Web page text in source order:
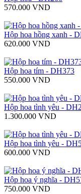
570.000 VND
Hộp hoa hồng xanh -
620.000 VND
Hộp hoa tím - DH373
550.000 VND
Hộp hoa tình yêu -
1.300.000 VND
Hộp hoa tình yêu -
600.000 VND
Hộp hoa ý nghĩa -
750.000 VND